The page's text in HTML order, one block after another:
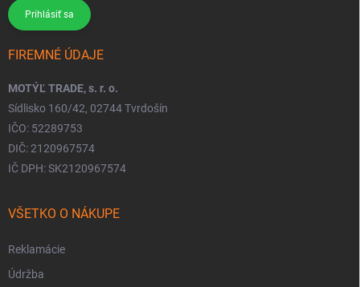
Prihlásiť sa
FIREMNÉ ÚDAJE
MOTÝĽ TRADE, s. r. o.
Sídlisko 160/42, 02744 Tvrdošín
IČO: 52289753
DIČ: 2120967574
IČ DPH: SK2120967574
VŠETKO O NÁKUPE
Reklamácie
Údržba